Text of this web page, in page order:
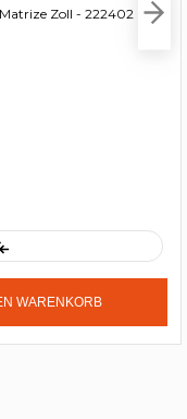
Zoll - 222402
WARENKORB